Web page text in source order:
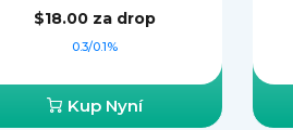
$18.00 za drop
0.3/0.1%
Kup Nyní